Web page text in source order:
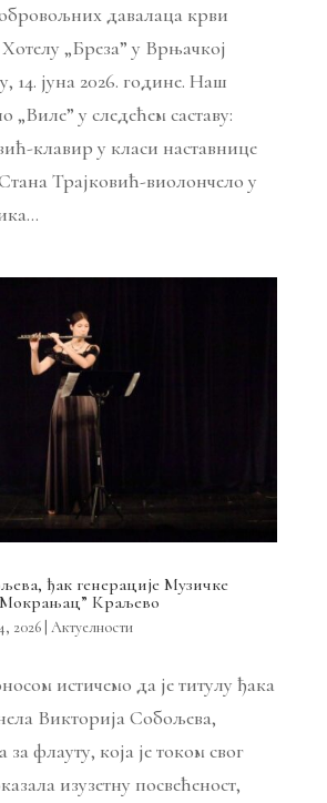
давалаца крви
„Бреза” у Врњачкој
14. јуна 2026. године. Наш
„Виле” у следећем саставу:
клавир у класи наставнице
Трајковић-виолончело у
ђак генерације Музичке
Краљево
2026| Актуелности
истичемо да је титулу ђака
Викторија Собољева,
за флауту, која је током свог
изузетну посвећеност,